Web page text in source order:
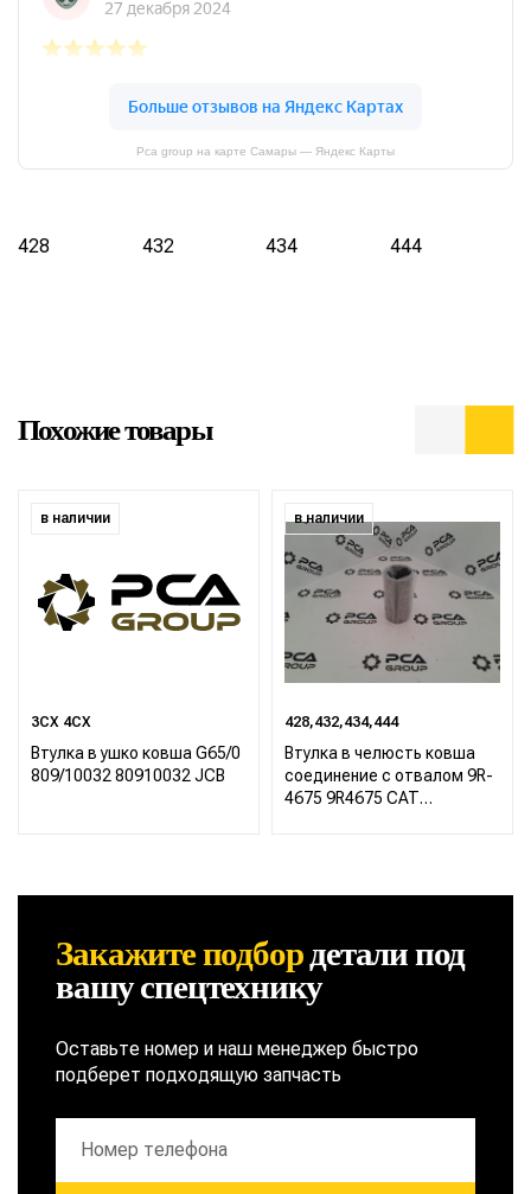
Pca group на карте Самары — Яндекс Карты
428 432 434 444
Похожие товары
в наличии
3CX 4CX
Втулка в ушко ковша G65/0
809/10032 80910032 JCB
в наличии
428,432,434,444
Втулка в челюсть ковша
соединение с отвалом 9R-
4675 9R4675 CAT
Закажите подбордеталипод
вашу спецтехнику
Оставьте номер и наш менеджер быстро
подберет подходящую запчасть